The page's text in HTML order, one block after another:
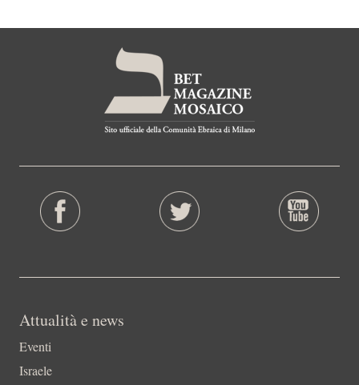
Attualità e news
Eventi
Israele